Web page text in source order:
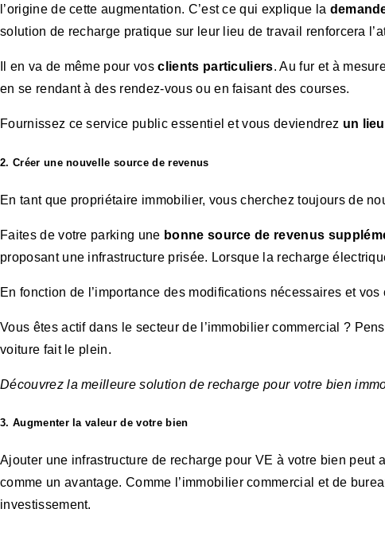
l’origine de cette augmentation. C’est ce qui explique la
solution de recharge pratique sur leur lieu de travail renforcera
Il en va de même pour vosclients particuliers. Au fur et à
en se rendant à des rendez-vous ou en faisant des courses.
Fournissez ce service public essentiel et vous deviendrez un
2. Créer une nouvelle source de revenus
En tant que propriétaire immobilier, vous cherchez toujours de
Faites de votre parking une bonne source de revenus
proposant une infrastructure prisée. Lorsque la recharge
En fonction de l’importance des modifications nécessaires et
Vous êtes actif dans le secteur de l’immobilier commercial ?
voiture fait le plein.
Découvrez la meilleure solution de recharge pour votre bien
3. Augmenter la valeur de votre bien
Ajouter une infrastructure de recharge pour VE à votre bien
comme un avantage. Comme l’immobilier commercial et de
investissement.